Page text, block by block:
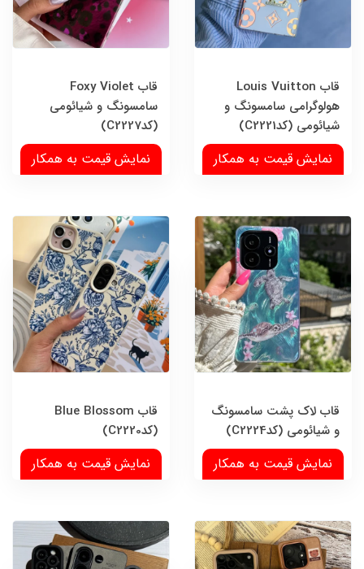
قاب Louis Vuitton
هولوگرامی سامسونگ و
شیائومی (کدC2221)
نمایش قیمت به همکار
قاب Foxy Violet
سامسونگ و شیائومی
(کدC2227)
نمایش قیمت به همکار
قاب لاک پشت سامسونگ
و شیائومی (کدC2224)
نمایش قیمت به همکار
قاب Blue Blossom
(کدC2220)
نمایش قیمت به همکار